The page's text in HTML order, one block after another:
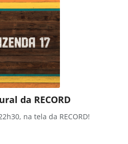
da RECORD
na tela da RECORD!